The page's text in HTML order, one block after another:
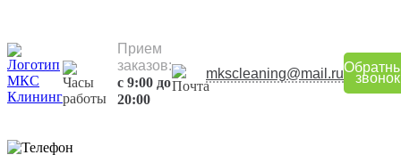
Прием
заказов:
с 9:00 до
20:00
mkscleaning@mail.ru звонок